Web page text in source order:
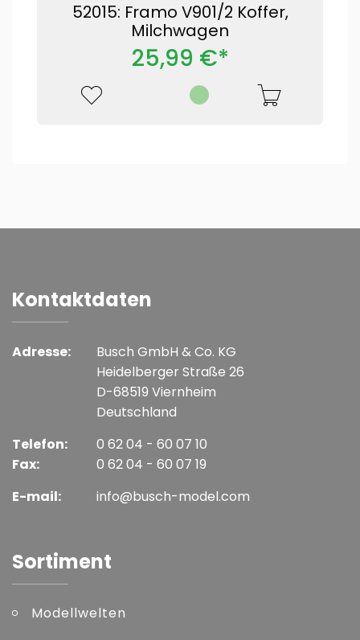
52015: Framo V901/2 Koffer,
Milchwagen
25,99 €*
Kontaktdaten
Adresse:
Busch GmbH & Co. KG
Heidelberger Straße 26
D-68519 Viernheim
Deutschland
Telefon:
Fax:
0 62 04 - 60 07 10
0 62 04 - 60 07 19
E-mail:
info@busch-model.com
Sortiment
Modellwelten